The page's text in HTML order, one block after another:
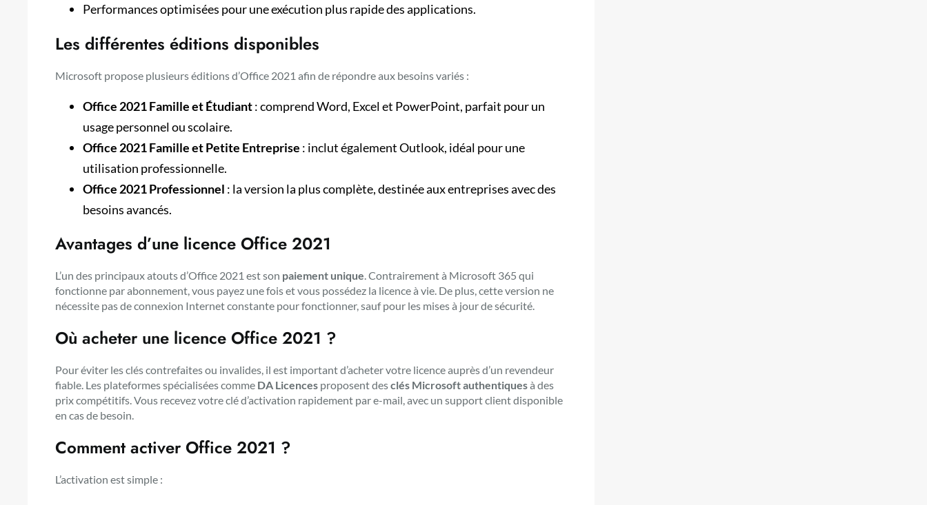
Performances optimisées pour une exécution plus rapide des applications.
Les différentes éditions disponibles
Microsoft propose plusieurs éditions d’Office 2021 afin de répondre aux besoins variés :
Office 2021 Famille et Étudiant: comprend Word, Excel et PowerPoint, parfait pour un
usage personnel ou scolaire.
Office 2021 Famille et Petite Entreprise : inclut également Outlook, idéal pour une
utilisation professionnelle.
Office 2021 Professionnel : la version la plus complète, destinée aux entreprises avec des
besoins avancés.
Avantages d’une licence Office 2021
L’un des principaux atouts d’Office 2021 est son paiement unique. Contrairement à Microsoft 365 qui
fonctionne par abonnement, vous payez une fois et vous possédez la licence à vie. De plus, cette version ne
nécessite pas de connexion Internet constante pour fonctionner, sauf pour les mises à jour de sécurité.
Où acheter une licence Office 2021 ?
Pour éviter les clés contrefaites ou invalides, il est important d’acheter votre licence auprès d’un revendeur
fiable. Les plateformes spécialisées comme DA Licences proposent desclés Microsoft authentiquesà des
prix compétitifs. Vous recevez votre clé d’activation rapidement par e-mail, avec un support client disponible
en cas de besoin.
Comment activer Office 2021 ?
L’activation est simple :